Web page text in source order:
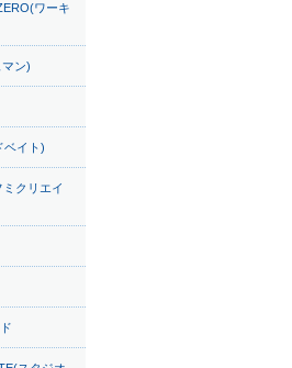
ワーキ
ン)
ベイト)
クリエイ